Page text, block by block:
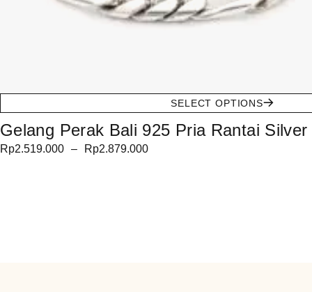
SELECT OPTIONS
Gelang Perak Bali 925 Pria Rantai
Rp2.519.000 – Rp2.879.000